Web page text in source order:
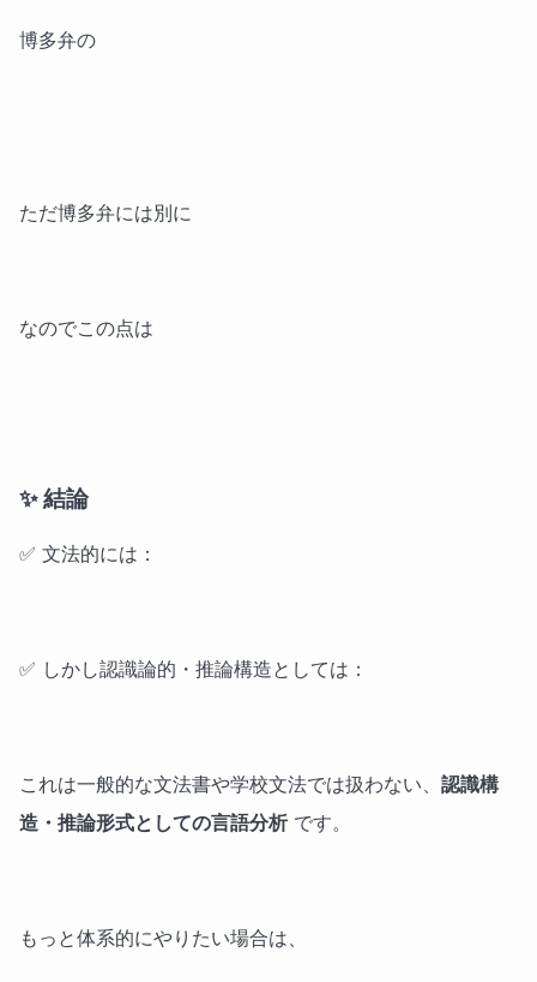
博多弁の
ただ博多弁には別に
なのでこの点は
✨ 結論
✅ 文法的には：
✅ しかし認識論的・推論構造としては：
これは一般的な文法書や学校文法では扱わない、 認識構
造・推論形式としての言語分析です。
もっと体系的にやりたい場合は、